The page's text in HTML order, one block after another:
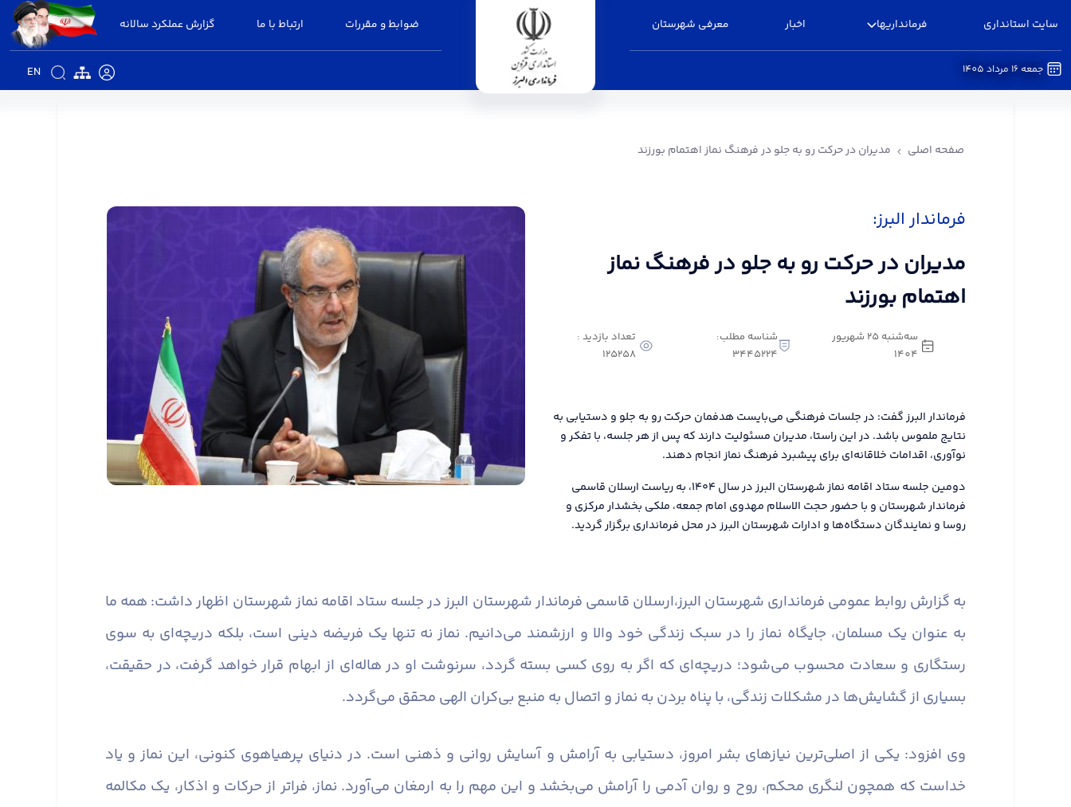
سایت استانداری فرمانداریها اخبار معرفی شهرستان ضوابط و مقررات ارتباط با ما گزارش عملکرد سالانه
EN جمعه 16 مرداد 1405
صفحه اصلی مدیران در حرکت رو به جلو در فرهنگ نماز اهتمام بورزند
فرماندار البرز:
مدیران در حرکت رو به جلو در فرهنگ نماز
اهتمام بورزند
سه‌شنبه 25 شهریور
1404
شناسه مطلب:
3445224
تعداد بازدید :
125258
فرماندار البرز گفت: در جلسات فرهنگی می‌بایست هدفمان حرکت رو به جلو و دستیابی به
نتایج ملموس باشد. در این راستا، مدیران مسئولیت دارند که پس از هر جلسه، با تفکر و
نوآوری، اقدامات خلاقانه‌ای برای پیشبرد فرهنگ نماز انجام دهند.
دومین جلسه ستاد اقامه نماز شهرستان البرز در سال ۱۴۰۴، به ریاست ارسلان قاسمی
فرماندار شهرستان و با حضور حجت الاسلام مهدوی امام جمعه، ملکی بخشدار مرکزی و
روسا و نمایندگان دستگاه‌ها و ادارات شهرستان البرز در محل فرمانداری برگزار گردید.
به گزارش روابط عمومی فرمانداری شهرستان البرز،ارسلان قاسمی فرماندار شهرستان البرز در جلسه ستاد اقامه نماز شهرستان اظهار داشت: همه ما
به عنوان یک مسلمان، جایگاه نماز را در سبک زندگی خود والا و ارزشمند می‌دانیم. نماز نه تنها یک فریضه دینی است، بلکه دریچه‌ای به سوی
رستگاری و سعادت محسوب می‌شود؛ دریچه‌ای که اگر به روی کسی بسته گردد، سرنوشت او در هاله‌ای از ابهام قرار خواهد گرفت، در حقیقت،
بسیاری از گشایش‌ها در مشکلات زندگی، با پناه بردن به نماز و اتصال به منبع بی‌کران الهی محقق می‌گردد.
وی افزود: یکی از اصلی‌ترین نیازهای بشر امروز، دستیابی به آرامش و آسایش روانی و ذهنی است. در دنیای پرهیاهوی کنونی، این نماز و یاد
خداست که همچون لنگری محکم، روح و روان آدمی را آرامش می‌بخشد و این مهم را به ارمغان می‌آورد. نماز، فراتر از حرکات و اذکار، یک مکالمه